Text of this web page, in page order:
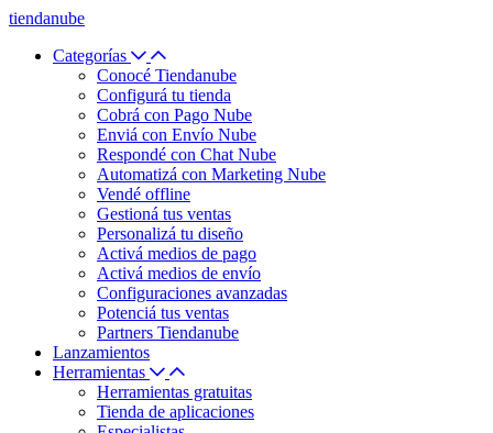
tiendanube
Categorías
Conocé Tiendanube
Configurá tu tienda
Cobrá con Pago Nube
Enviá con Envío Nube
Respondé con Chat Nube
Automatizá con Marketing Nube
Vendé offline
Gestioná tus ventas
Personalizá tu diseño
Activá medios de pago
Activá medios de envío
Configuraciones avanzadas
Potenciá tus ventas
Partners Tiendanube
Lanzamientos
Herramientas
Herramientas gratuitas
Tienda de aplicaciones